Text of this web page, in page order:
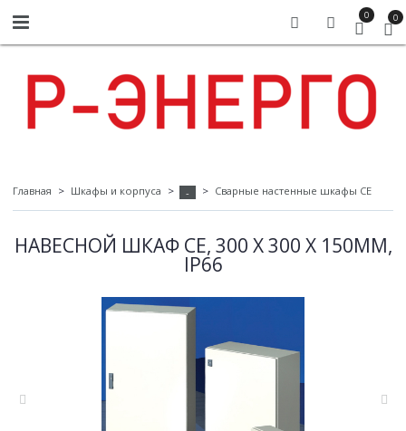
0 0
Главная Шкафы и корпуса - Сварные настенные шкафы СЕ
НАВЕСНОЙ ШКАФ CE, 300 X 300 X 150ММ,
IP66